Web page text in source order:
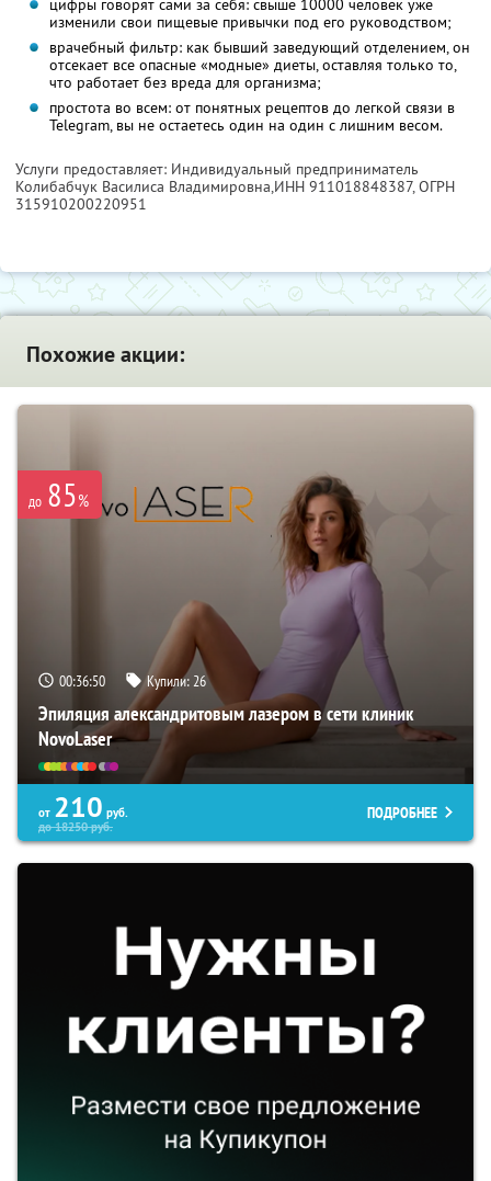
цифры говорят сами за себя: свыше 10000 человек уже
изменили свои пищевые привычки под его руководством;
врачебный фильтр: как бывший заведующий отделением, он
отсекает все опасные «модные» диеты, оставляя только то,
что работает без вреда для организма;
простота во всем: от понятных рецептов до легкой связи в
Telegram, вы не остаетесь один на один с лишним весом.
Услуги предоставляет: Индивидуальный предприниматель
Колибабчук Василиса Владимировна,ИНН 911018848387, ОГРН
315910200220951
Похожие акции:
до 85%
00:36:50 Купили:26
Эпиляция александритовым лазером в сети клиник
NovoLaser
от 210 руб.
до18250руб.
ПОДРОБНЕЕ